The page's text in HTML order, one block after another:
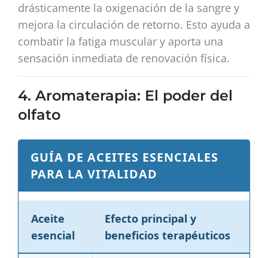
drásticamente la oxigenación de la sangre y
mejora la circulación de retorno. Esto ayuda a
combatir la fatiga muscular y aporta una
sensación inmediata de renovación física.
4. Aromaterapia: El poder del
olfato
GUÍA DE ACEITES ESENCIALES
PARA LA VITALIDAD
Aceite
esencial
Efecto principal y
beneficios terapéuticos